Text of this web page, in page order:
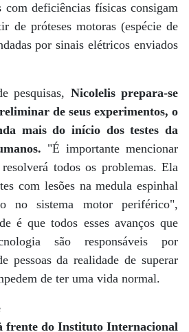
com deficiências físicas consigam
de próteses motoras (espécie de
por sinais elétricos enviados
pesquisas, Nicolelis prepara-se
de seus experimentos, o
mais do início dos testes da
"É importante mencionar
todos os problemas. Ela
com lesões na medula espinhal
no sistema motor periférico",
é que todos esses avanços que
são responsáveis por
pessoas da realidade de superar
de ter uma vida normal.
frente do Instituto Internacional